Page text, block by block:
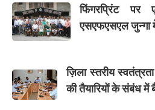
फिंगरप्रिंट पर
एसएफएसएल जुन्गा
ज़िला स्तरीय
की तैयारियों के संबंध